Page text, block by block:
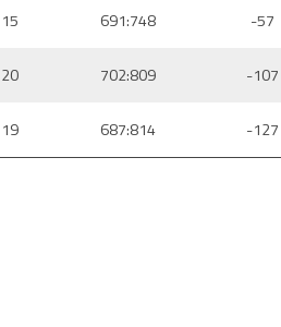
15 691:748 -57
20 702:809 -107
19 687:814 -127